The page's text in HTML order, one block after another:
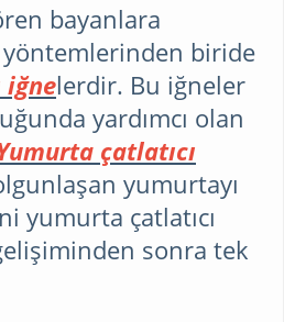
bayanlara
biride
iğnelerdir. Bu iğneler
yardımcı olan
çatlatıcı
yumurtayı
yumurta çatlatıcı
sonra tek